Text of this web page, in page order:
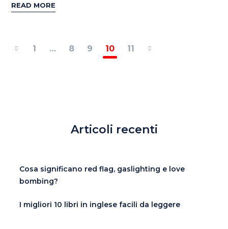
READ MORE
1 … 8 9 10 11
Articoli recenti
Cosa significano red flag, gaslighting e love
bombing?
I migliori 10 libri in inglese facili da leggere